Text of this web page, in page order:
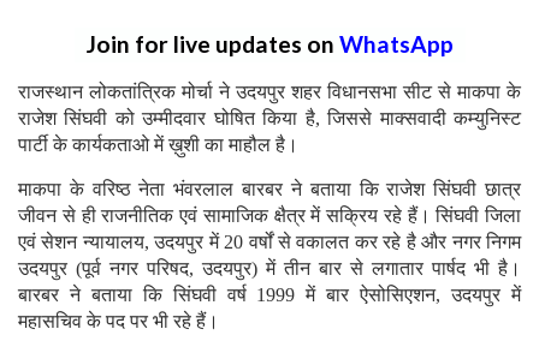
Join for live updates on WhatsApp
राजस्थान लोकतांत्रिक मोर्चा ने उदयपुर शहर विधानसभा सीट से माकपा के
राजेश सिंघवी को उम्मीदवार घोषित किया है, जिससे माक्सवादी कम्युनिस्ट
पार्टी के कार्यकताओ में ख़ुशी का माहौल है।
माकपा के वरिष्ठ नेता भंवरलाल बारबर ने बताया कि राजेश सिंघवी छात्र
जीवन से ही राजनीतिक एवं सामाजिक क्षैत्र में सक्रिय रहे हैं। सिंघवी जिला
एवं सेशन न्यायालय, उदयपुर में 20 वर्षों से वकालत कर रहे है और नगर निगम
उदयपुर (पूर्व नगर परिषद, उदयपुर) में तीन बार से लगातार पार्षद भी है।
बारबर ने बताया कि सिंघवी वर्ष 1999 में बार ऐसोसिएशन, उदयपुर में
महासचिव के पद पर भी रहे हैं।